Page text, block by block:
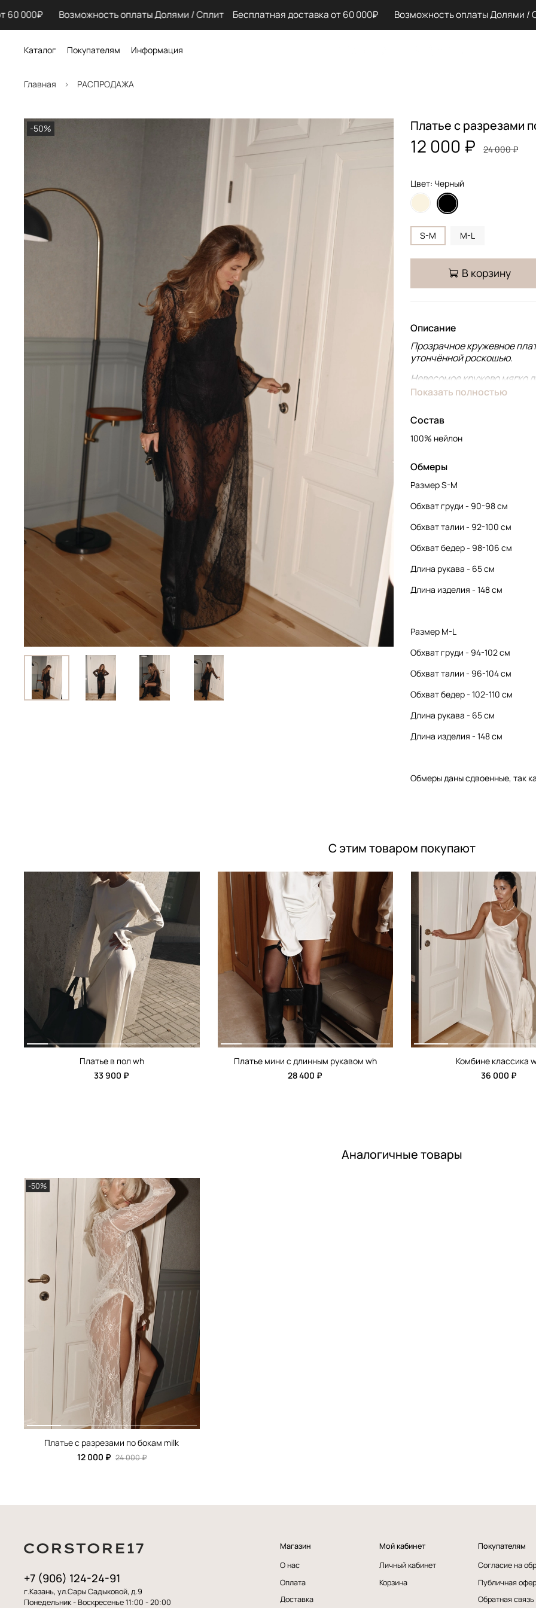
000₽ Возможность оплаты Долями / Сплит Бесплатная доставка от 60 000₽ Возможность оплаты Долями /
Каталог Покупателям Информация
Главная РАСПРОДАЖА
-50% Платье с разрезами
12 000 ₽ 24 000 ₽
Цвет: Черный
S-M M-L
В корзину
Описание
Прозрачное кружевное
утончённой роскошью.
Невесомое кружево мягко
эффект второй кожи.
Модель представлена в
Молочное кружево
идеальным выбором для
Показать полностью
Состав
100% нейлон
Обмеры
Размер S-M
Обхват груди - 90-98 см
Обхват талии - 92-100 см
Обхват бедер - 98-106 см
Длина рукава - 65 см
Длина изделия - 148 см
Размер M-L
Обхват груди - 94-102 см
Обхват талии - 96-104 см
Обхват бедер - 102-110 см
Длина рукава - 65 см
Длина изделия - 148 см
Обмеры даны сдвоенные, так
С этим товаром покупают
Платье в пол wh
33 900 ₽
Платье мини c длинным рукавом wh
28 400 ₽
Комбине классика
36 000 ₽
Аналогичные товары
-50%
Платье с разрезами по бокам milk
12 000 ₽ 24 000 ₽
Магазин
О нас
Оплата
Доставка
Мой кабинет
Личный кабинет
Корзина
Покупателям
Согласие на
Публичная
Обратная связь
+7 (906) 124-24-91
г.Казань, ул.Сары Садыковой, д.9
Понедельник - Воскресенье 11:00 - 20:00